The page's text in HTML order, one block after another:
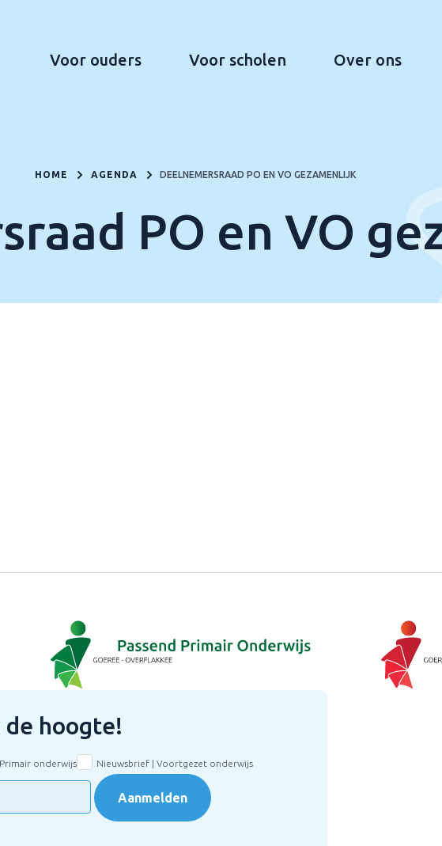
Voor ouders Voor scholen Over ons
HOME AGENDA DEELNEMERSRAAD PO EN VO GEZAMENLIJK
PO en VO
hoogte!
Aanmelden
onderwijs Nieuwsbrief | Voortgezet onderwijs